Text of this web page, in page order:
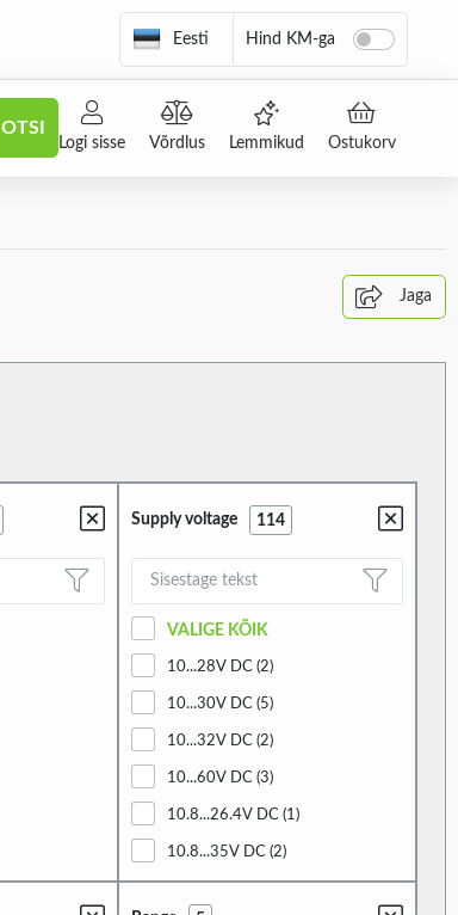
Eesti Hind KM-ga
OTSI
Logi sisse Võrdlus Lemmikud Ostukorv
Jaga
Supply voltage 114
VALIGE KÕIK
10...28V DC (2)
10...30V DC (5)
10...32V DC (2)
10...60V DC (3)
10.8...26.4V DC (1)
10.8...35V DC (2)